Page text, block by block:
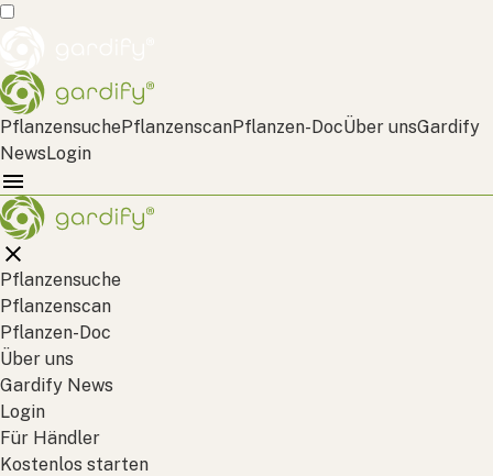
PflanzensuchePflanzenscanPflanzen-DocÜber unsGardify
NewsLogin
Pflanzensuche
Pflanzenscan
Pflanzen-Doc
Über uns
Gardify News
Login
Für Händler
Kostenlos starten